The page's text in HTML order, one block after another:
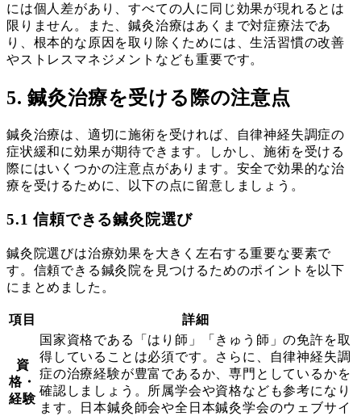
には個人差があり、すべての人に同じ効果が現れるとは
限りません。また、鍼灸治療はあくまで対症療法であ
り、根本的な原因を取り除くためには、生活習慣の改善
やストレスマネジメントなども重要です。
5. 鍼灸治療を受ける際の注意点
鍼灸治療は、適切に施術を受ければ、自律神経失調症の
症状緩和に効果が期待できます。しかし、施術を受ける
際にはいくつかの注意点があります。安全で効果的な治
療を受けるために、以下の点に留意しましょう。
5.1 信頼できる鍼灸院選び
鍼灸院選びは治療効果を大きく左右する重要な要素で
す。信頼できる鍼灸院を見つけるためのポイントを以下
にまとめました。
項目 詳細
資
格・
経験
国家資格である「はり師」「きゅう師」の免許を取
得していることは必須です。さらに、自律神経失調
症の治療経験が豊富であるか、専門としているかを
確認しましょう。所属学会や資格なども参考になり
ます。日本鍼灸師会や全日本鍼灸学会のウェブサイ